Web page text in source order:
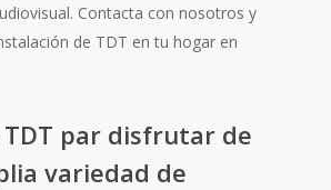
Contacta con nosotros y
de TDT en tu hogar en
TDT par disfrutar de
variedad de